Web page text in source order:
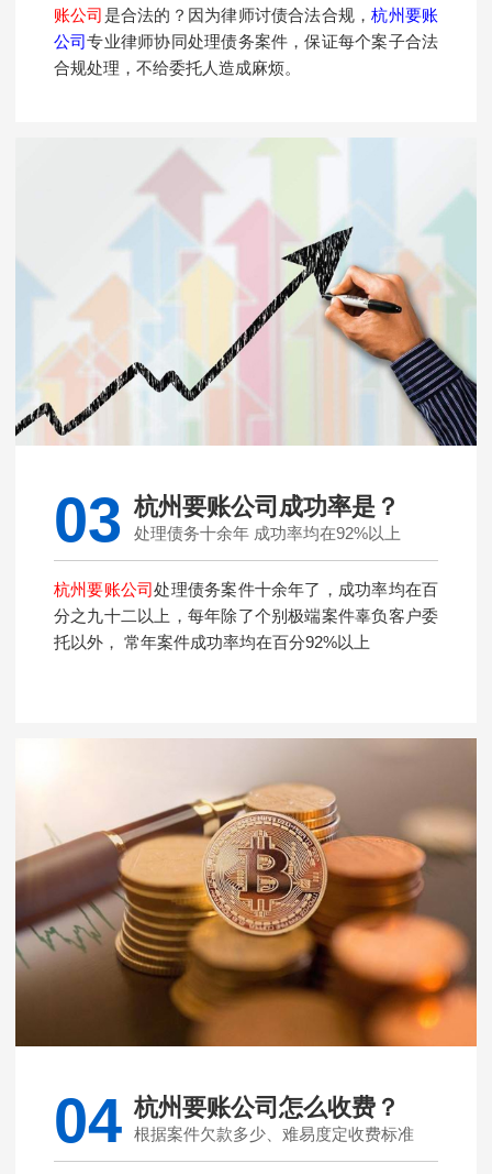
账公司 是合法的？因为律师讨债合法合规，杭州要账
公司专业律师协同处理债务案件，保证每个案子合法
合规处理，不给委托人造成麻烦。
03 杭州要账公司成功率是？
处理债务十余年 成功率均在92%以上
杭州要账公司处理债务案件十余年了，成功率均在百
分之九十二以上，每年除了个别极端案件辜负客户委
托以外， 常年案件成功率均在百分92%以上
04 杭州要账公司怎么收费？
根据案件欠款多少、难易度定收费标准